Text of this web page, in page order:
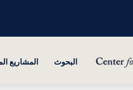
البحوث المشاريع